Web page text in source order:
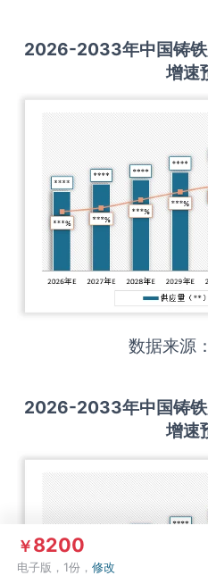
2026-2033年中国铸
增速
数据来源
2026-2033年中国铸
增速
￥8200
电子版，1份，修改